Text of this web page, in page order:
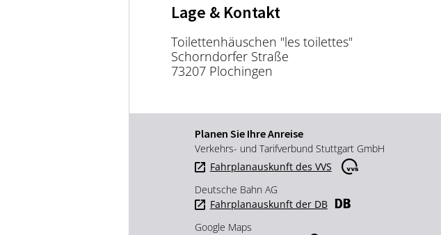
Lage & Kontakt
Toilettenhäuschen "les toilettes"
Schorndorfer Straße
73207 Plochingen
Planen Sie Ihre Anreise
Verkehrs- und Tarifverbund Stuttgart GmbH
Fahrplanauskunft des VVS
Deutsche Bahn AG
Fahrplanauskunft der DB
Google Maps